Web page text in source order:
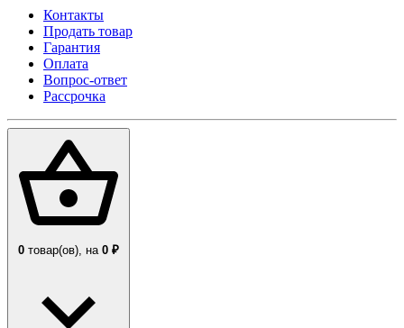
Контакты
Продать товар
Гарантия
Оплата
Вопрос-ответ
Рассрочка
0 товар(ов), на 0 ₽